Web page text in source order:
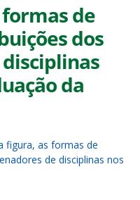
de
dos
da
figura, as formas de
de disciplinas nos